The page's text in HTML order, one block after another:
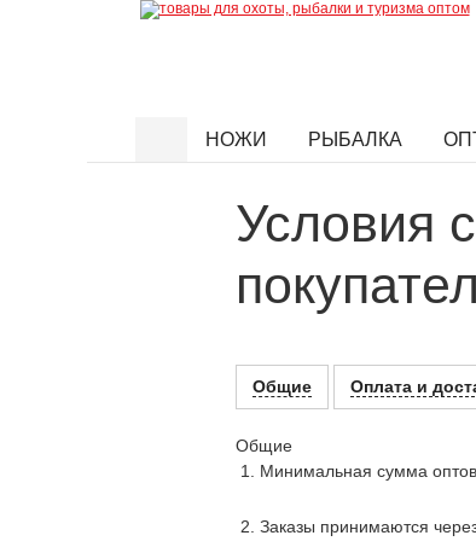
НОЖИ РЫБАЛКА
Условия
Общие Оплата и
Общие
Минимальная сумма
Заказы принимаются